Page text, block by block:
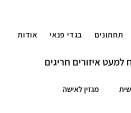
תחתונים בגדי פנאי אודות
מגזין לאישה